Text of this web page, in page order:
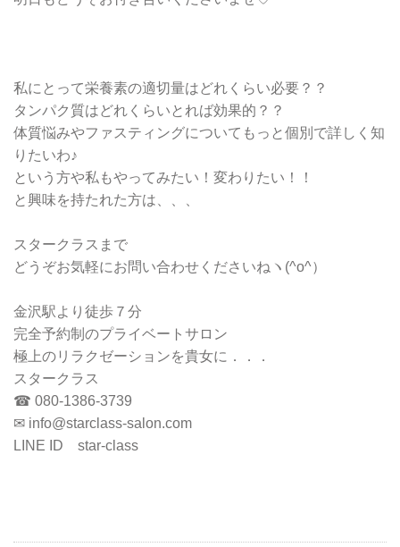
私にとって栄養素の適切量はどれくらい必要？？
タンパク質はどれくらいとれば効果的？？
体質悩みやファスティングについてもっと個別で詳しく知
りたいわ♪
という方や私もやってみたい！変わりたい！！
と興味を持たれた方は、、、
スタークラスまで
どうぞお気軽にお問い合わせくださいねヽ(^o^）
金沢駅より徒歩７分
完全予約制のプライベートサロン
極上のリラクゼーションを貴女に．．．
スタークラス
☎ 080-1386-3739
✉ info@starclass-salon.com
LINE ID star-class